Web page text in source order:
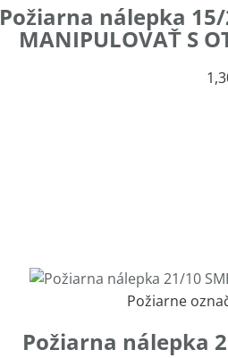
Požiarna nálepka 15/
MANIPULOVAŤ S
Požiarne
Požiarna nálepka